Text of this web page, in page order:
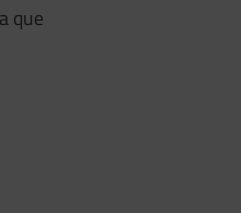
que